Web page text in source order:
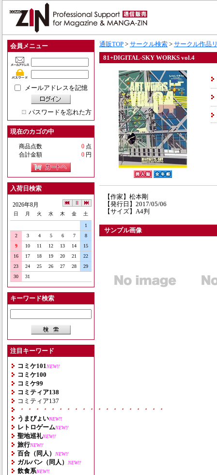
会員メニュー
メールアドレスを記憶
パスワードを忘れた方
現在のカゴの中
商品点数 0 点
合計金額
0 円
入荷日検索
2026年8月
日 月 火 水 木 金 土
1
2
3 4 5 6 7
8
9
10 11 12 13 14
15
16
17 18 19 20 21
22
23
24 25 26 27 28
29
30
31
キーワード検索
注目キーワード
コミケ101 NEW!!
コミケ100
コミケ99
コミティア138
コミティア137
・・・・・・・・・・・・・・・・・・・
うまぴょいNEW!!
レトロゲームNEW!!
聖地巡礼NEW!!
旅行NEW!!
百合（同人） NEW!!
ガルパン（同人） NEW!!
飲食系NEW!!
通販TOP > サークル検索 > サークル作品
81+DIGITAL-SKY WORKS vol.4
【作家】松本剛
【発行日】2017/05/06
【サイズ】A4判
サンプル画像